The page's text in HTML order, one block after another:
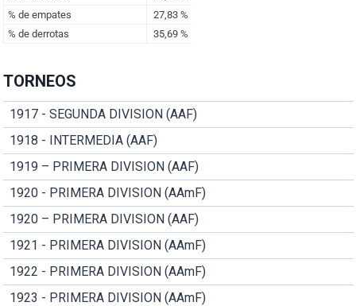
TORNEOS
1917 - SEGUNDA DIVISION (AAF)
1918 - INTERMEDIA (AAF)
1919 – PRIMERA DIVISION (AAF)
1920 - PRIMERA DIVISION (AAmF)
1920 – PRIMERA DIVISION (AAF)
1921 - PRIMERA DIVISION (AAmF)
1922 - PRIMERA DIVISION (AAmF)
1923 - PRIMERA DIVISION (AAmF)